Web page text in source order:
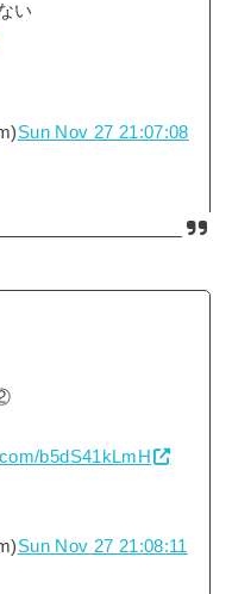
い
Sun Nov 27 21:07:08
b5dS41kLmH
Sun Nov 27 21:08:11